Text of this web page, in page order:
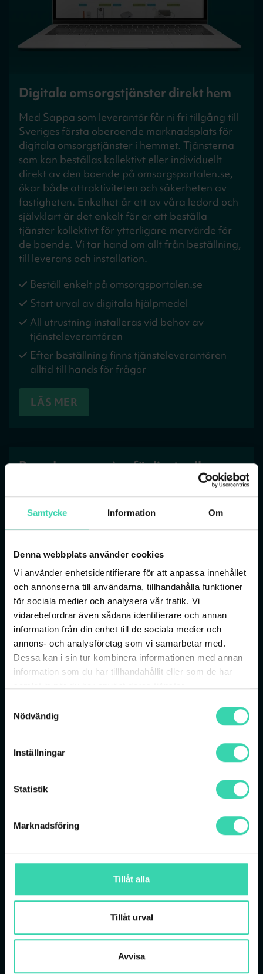
Samtycke Information Om
Denna webbplats använder cookies
Vi använder enhetsidentifierare för att anpassa innehållet
och annonserna till användarna, tillhandahålla funktioner
för sociala medier och analysera vår trafik. Vi
vidarebefordrar även sådana identifierare och annan
information från din enhet till de sociala medier och
annons- och analysföretag som vi samarbetar med.
Dessa kan i sin tur kombinera informationen med annan
information som du har tillhandahållit eller som de har
Nödvändig
Inställningar
Statistik
Marknadsföring
Tillåt alla
Tillåt urval
Avvisa
Digitala omsorgstjänster direkt hem
Med Sappa som leverantör får ni fri tillgång till
Sveriges första oberoende marknadsplats för
digitala omsorgstjänster i hemmet. Tjänsterna
som kan beställas kollektivt eller individuellt
direkt av den boende på omsorgsportalen.se,
ökar både attraktiviteten och säkerheten av
fastigheten. Enkelhet är ett av våra ledord och
självklart är det enkelt för er att beställa
tjänster kollektivt för ytterligare mervärde för
de boende. Vi tar hand om allt från beställning,
till leverans och installation.
Beställ enkelt på omsorgsportalen.se
Stort urval av digitala hjälpmedel
All utrustning installeras vid behov av
tjänsteleverantören
Efter beställning finns tjänsteleverantören
alltid till hands för frågor
LÄS MER
Boendeanpassning för livets alla
tryggare liv i vetskapen om att exempelvis våra
anhöriga eller en larmcentral larmas om
olyckan skulle vara framme. Även för den
anhörige är det ofta en stor lättnad att känna
sig trygg med att bli meddelad om något
oförutsett skulle ske. Vi möjliggör detta på ett
överskådligt, enkelt och tryggt sätt.
Tjänsterna kan beställas av användaren själv
eller en anhörig direkt via portalen, initieras av
hemtjänsten eller beställas som en kollektiv
tjänst. Tjänsterna går genom välfärdsbredband
varpå fastighetsägaren eller föreningen kan
gör inte bara fastigheten mer attraktiv - vi gör
Omsorgsportalen och digitala
omsorgstjänster? Hör av dig till
oss med dina funderingar!